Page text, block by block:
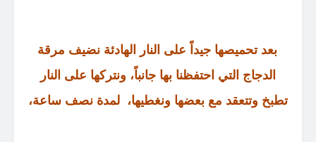
بعد تحميصها جيداً على النار الهادئة نضيف مرقة
الدجاج التي احتفظنا بها جانباً، ونتركها على النار
تطبخ وتتعقد مع بعضها ونغطيها، لمدة نصف ساعة،